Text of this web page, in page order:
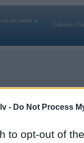
- Do Not Process
to opt-out of
un nav saistīts ar
Galvena